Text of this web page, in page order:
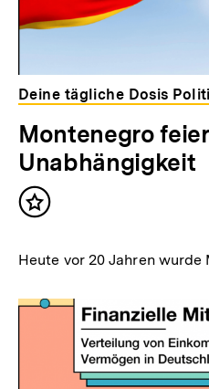
Deine tägliche Dosis
Montenegro
Unabhängigkeit
Inhalt
Heute vor 20 Jahren